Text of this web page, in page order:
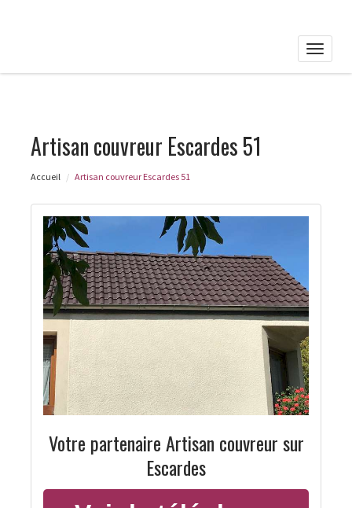
Toggle
Artisan couvreur Escardes 51
Accueil Artisan couvreur Escardes 51
Votre partenaire Artisan couvreur sur
Escardes